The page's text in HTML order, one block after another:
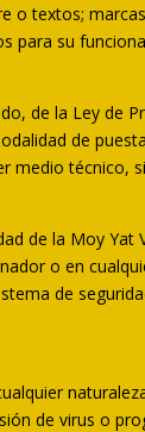
o textos;
para su
de la Ley de
de
medio técnico,
de la Moy Yat
o en
de
de virus o